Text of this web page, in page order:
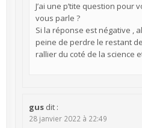
J’ai une p’tite question pour
vous parle ?
Si la réponse est négative ,
peine de perdre le restant
rallier du coté de la science
gus dit :
28 janvier 2022 à 22:49